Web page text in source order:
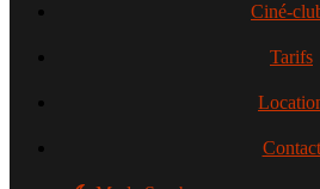
Ciné-
Tarifs
Contact